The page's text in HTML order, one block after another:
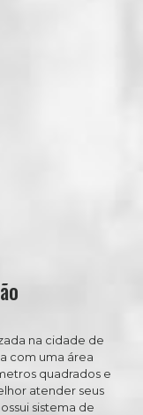
na cidade de
com uma área
quadrados e
atender seus
sistema de